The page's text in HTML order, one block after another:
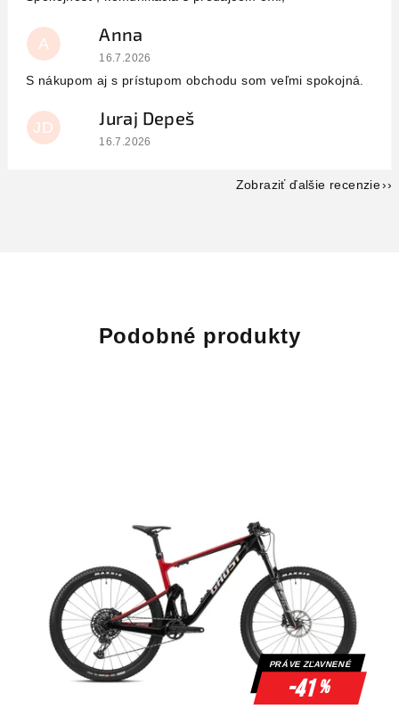
A Anna
Hodnotenie obchodu je 5 z 5 hviezdičiek.
16.7.2026
S nákupom aj s prístupom obchodu som veľmi spokojná.
JD Juraj Depeš
Hodnotenie obchodu je 5 z 5 hviezdičiek.
16.7.2026
Zobraziť ďalšie recenzie
Podobné produkty
PRÁVE ZĽAVNENÉ
-41%